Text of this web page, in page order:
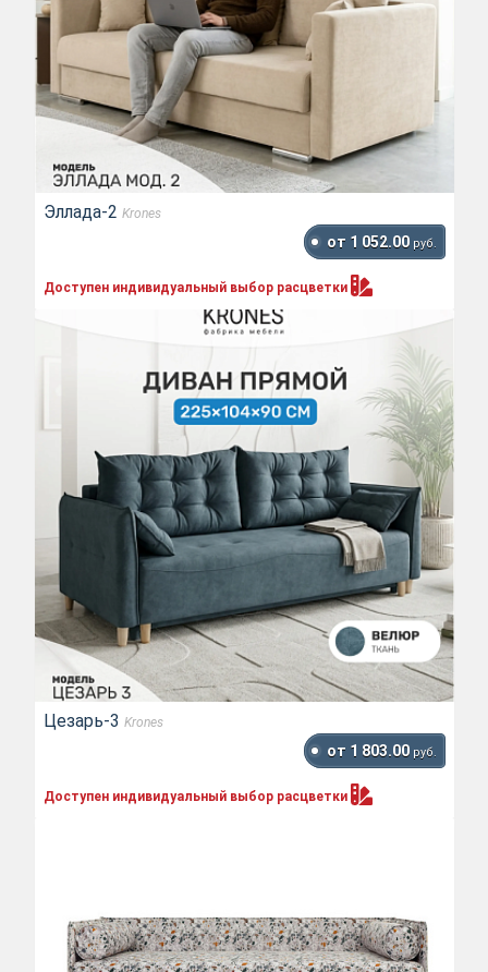
Эллада-2 Krones
от 1 052.00 руб.
Доступен индивидуальный выбор расцветки
Цезарь-3 Krones
от 1 803.00 руб.
Доступен индивидуальный выбор расцветки